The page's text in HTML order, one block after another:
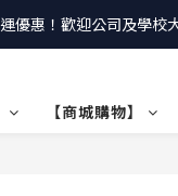
優惠！歡迎公司及學
【商城購物】